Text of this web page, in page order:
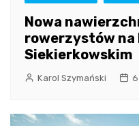
Nowa
rowerzystów na
Siekierkowskim
Karol Szymański